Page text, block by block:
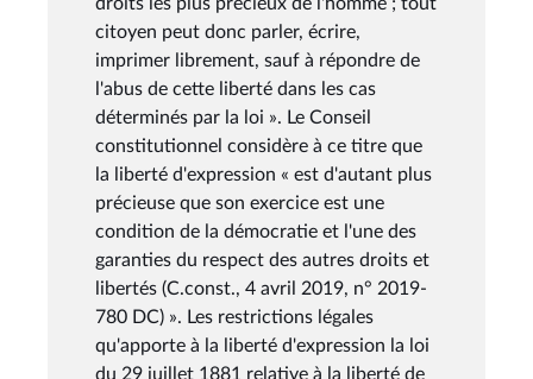
citoyen peut donc parler, écrire,
imprimer librement, sauf à répondre de
l'abus de cette liberté dans les cas
déterminés par la loi ». Le Conseil
constitutionnel considère à ce titre que
la liberté d'expression « est d'autant plus
précieuse que son exercice est une
condition de la démocratie et l'une des
garanties du respect des autres droits et
libertés (C.const., 4 avril 2019, n° 2019-
780 DC) ». Les restrictions légales
qu'apporte à la liberté d'expression la loi
du 29 juillet 1881 relative à la liberté de